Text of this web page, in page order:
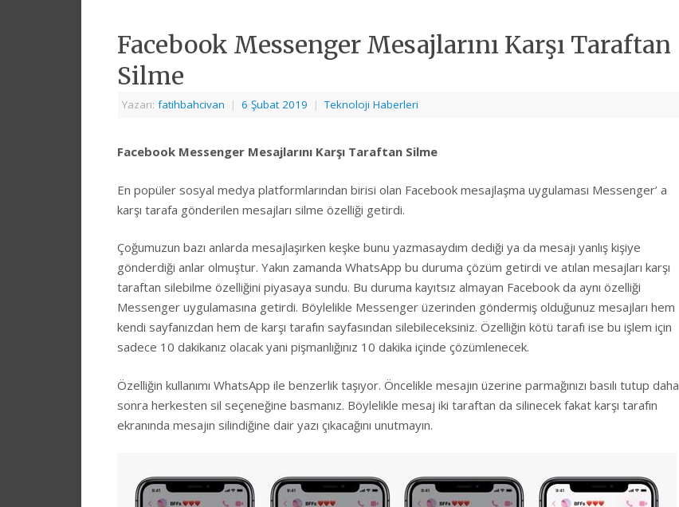
Facebook Messenger Mesajlarını Karşı Taraftan
Silme
Yazarı: fatihbahcivan | 6 Şubat 2019 | Teknoloji Haberleri
Facebook Messenger Mesajlarını Karşı Taraftan Silme
En popüler sosyal medya platformlarından birisi olan Facebook mesajlaşma uygulaması Messenger’ a
karşı tarafa gönderilen mesajları silme özelliği getirdi.
Çoğumuzun bazı anlarda mesajlaşırken keşke bunu yazmasaydım dediği ya da mesajı yanlış kişiye
gönderdiği anlar olmuştur. Yakın zamanda WhatsApp bu duruma çözüm getirdi ve atılan mesajları karşı
taraftan silebilme özelliğini piyasaya sundu. Bu duruma kayıtsız almayan Facebook da aynı özelliği
Messenger uygulamasına getirdi. Böylelikle Messenger üzerinden göndermiş olduğunuz mesajları hem
kendi sayfanızdan hem de karşı tarafın sayfasından silebileceksiniz. Özelliğin kötü tarafı ise bu işlem için
sadece 10 dakikanız olacak yani pişmanlığınız 10 dakika içinde çözümlenecek.
Özelliğin kullanımı WhatsApp ile benzerlik taşıyor. Öncelikle mesajın üzerine parmağınızı basılı tutup daha
sonra herkesten sil seçeneğine basmanız. Böylelikle mesaj iki taraftan da silinecek fakat karşı tarafın
ekranında mesajın silindiğine dair yazı çıkacağını unutmayın.